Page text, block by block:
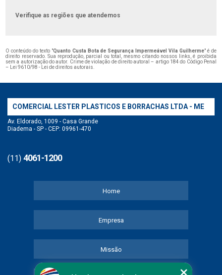
Verifique as regiões que atendemos
O conteúdo do texto "Quanto Custa Bota de Segurança Impermeável Vila Guilherme" é de
direito reservado. Sua reprodução, parcial ou total, mesmo citando nossos links, é proibida
sem a autorização do autor. Crime de violação de direito autoral – artigo 184 do Código Penal
–
Lei 9610/98 - Lei de direitos autorais
COMERCIAL LESTER PLASTICOS E BORRACHAS LTDA - ME
Av. Eldorado, 1009 - Casa Grande
Diadema - SP - CEP: 09961-470
(11) 4061-1200
Home
Empresa
Missão